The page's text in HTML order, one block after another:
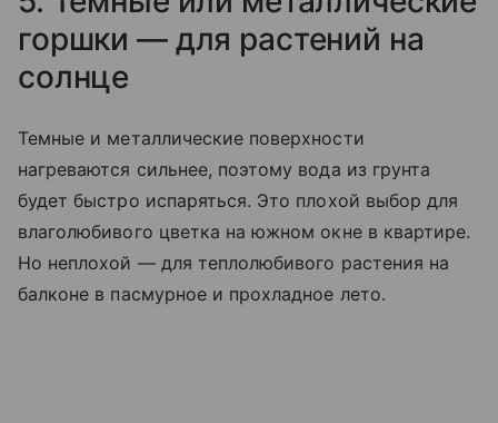
горшки — для растений на
солнце
Темные и металлические поверхности
нагреваются сильнее, поэтому вода из грунта
будет быстро испаряться. Это плохой выбор для
влаголюбивого цветка на южном окне в квартире.
Но неплохой — для теплолюбивого растения на
балконе в пасмурное и прохладное лето.